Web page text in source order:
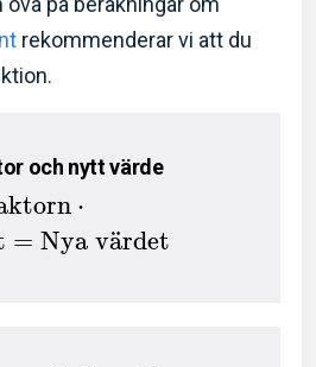
rekommenderar vi att du
och nytt värde
⋅
= Nya va
¨rdet